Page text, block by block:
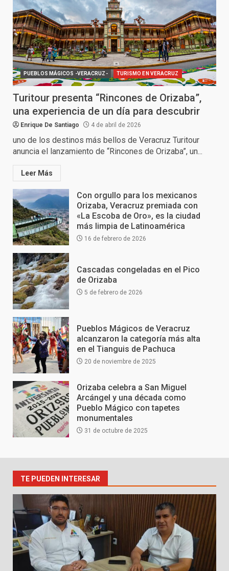
PUEBLOS MÁGICOS -VERACRUZ- TURISMO EN VERACRUZ
Turitour presenta “Rincones de Orizaba”,
una experiencia de un día para descubrir
Enrique De Santiago 4 de abril de 2026
uno de los destinos más bellos de Veracruz Turitour
anuncia el lanzamiento de “Rincones de Orizaba”, un...
Leer Más
Con orgullo para los mexicanos
Orizaba, Veracruz premiada con
«La Escoba de Oro», es la ciudad
más limpia de Latinoamérica
16 de febrero de 2026
Cascadas congeladas en el Pico
de Orizaba
5 de febrero de 2026
Pueblos Mágicos de Veracruz
alcanzaron la categoría más alta
en el Tianguis de Pachuca
20 de noviembre de 2025
Orizaba celebra a San Miguel
Arcángel y una década como
Pueblo Mágico con tapetes
monumentales
31 de octubre de 2025
TE PUEDEN INTERESAR